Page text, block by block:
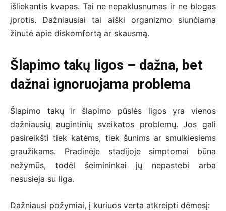
išliekantis kvapas. Tai ne nepaklusnumas ir ne blogas
įprotis. Dažniausiai tai aiški organizmo siunčiama
žinutė apie diskomfortą ar skausmą.
Šlapimo takų ligos – dažna, bet
dažnai ignoruojama problema
Šlapimo takų ir šlapimo pūslės ligos yra vienos
dažniausių augintinių sveikatos problemų. Jos gali
pasireikšti tiek katėms, tiek šunims ar smulkiesiems
graužikams. Pradinėje stadijoje simptomai būna
nežymūs, todėl šeimininkai jų nepastebi arba
nesusieja su liga.
Dažniausi požymiai, į kuriuos verta atkreipti dėmesį: